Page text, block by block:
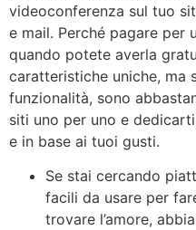
videoconferenza sul tuo
e mail. Perché pagare per
quando potete averla
caratteristiche uniche, ma
funzionalità, sono
siti uno per uno e
e in base ai tuoi gusti.
Se stai cercando
facili da usare per
trovare l’amore,